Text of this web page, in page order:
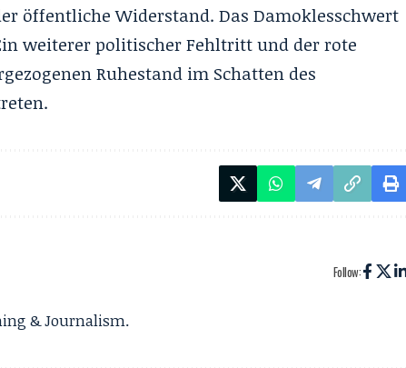
öffentliche Widerstand. Das Damoklesschwert
weiterer politischer Fehltritt und der rote
Ruhestand im Schatten des
Follow:
& Journalism.